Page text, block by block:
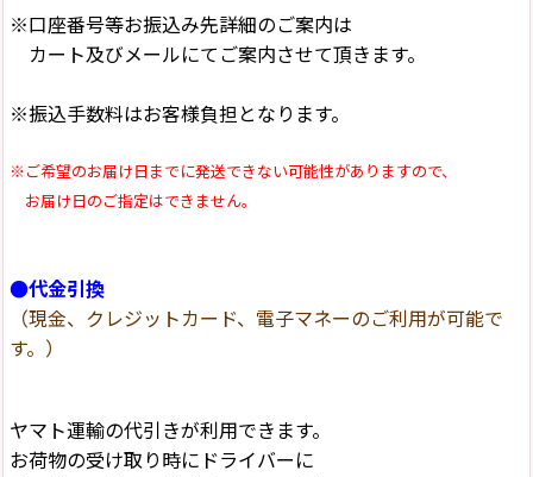
※口座番号等お振込み先詳細のご案内は
カート及びメールにてご案内させて頂きます。
※振込手数料はお客様負担となります。
※ご希望のお届け日までに発送できない可能性がありますので、
お届け日のご指定はできません。
●代金引換
（現金、クレジットカード、電子マネーのご利用が可能で
す。）
ヤマト運輸の代引きが利用できます。
お荷物の受け取り時にドライバーに